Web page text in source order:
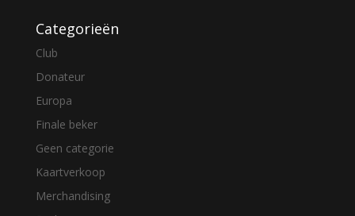
Categorieën
Club
Donateur
Europa
Finale beker
Geen categorie
Kaartverkoop
Merchandising